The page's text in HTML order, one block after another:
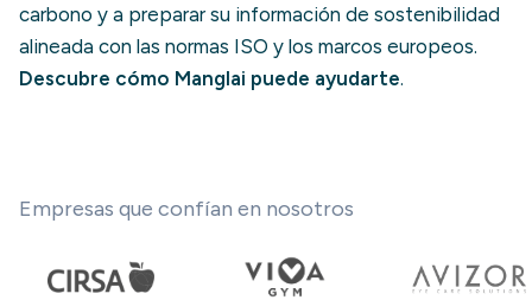
carbono y a preparar su información de sostenibilidad
alineada con las normas ISO y los marcos europeos.
Descubre cómo Manglai puede ayudarte.
Empresas que confían en nosotros